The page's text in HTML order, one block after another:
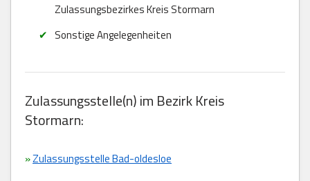
Zulassungsbezirkes Kreis Stormarn
Sonstige Angelegenheiten
Zulassungsstelle(n) im Bezirk Kreis
Stormarn:
»Zulassungsstelle Bad-oldesloe